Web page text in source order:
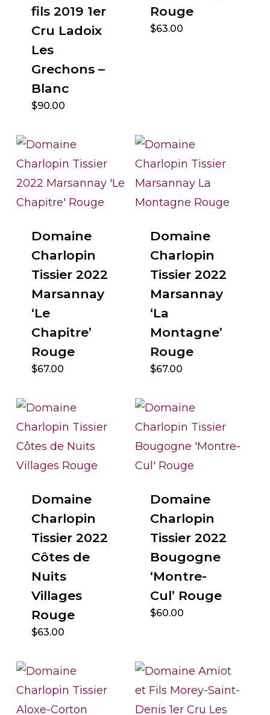
fils 2019 1er
Cru Ladoix
Les
Grechons –
Blanc
$90.00
Rouge
$63.00
Domaine
Charlopin
Tissier 2022
Marsannay
‘Le
Chapitre’
Rouge
$67.00
Domaine
Charlopin
Tissier 2022
Marsannay
‘La
Montagne’
Rouge
$67.00
Domaine
Charlopin
Tissier 2022
Côtes de
Nuits
Villages
Rouge
$63.00
Domaine
Charlopin
Tissier 2022
Bougogne
‘Montre-
Cul’ Rouge
$60.00